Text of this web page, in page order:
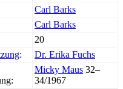
Carl Barks
Carl Barks
20
:
Dr. Erika Fuchs
Micky Maus 32–
34/1967